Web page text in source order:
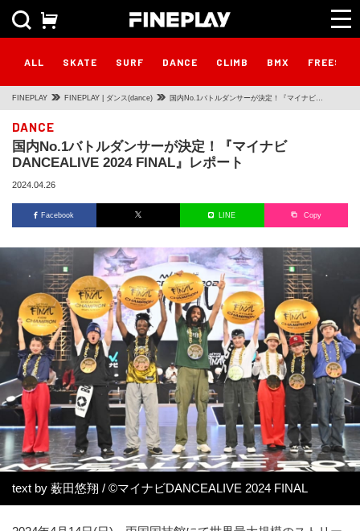
ALL SKATE SURF DANCE CLIMB BMX
FINEPLAY FINEPLAY | ダンス(dance) 国内No.1バトルダンサーが決定！『マイナビ
DANCE
国内No.1バトルダンサーが決定！『マイナビ
DANCEALIVE 2024 FINAL』レポート
2024.04.26
Facebook LINE Copy
text by 薮田悠翔 / ©マイナビDANCEALIVE 2024 FINAL